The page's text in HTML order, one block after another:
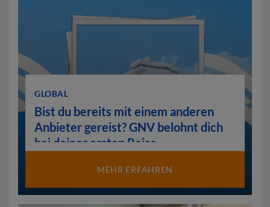
GLOBAL
Bist du bereits mit einem anderen
Anbieter gereist? GNV belohnt dich
bei deiner ersten Reise.
MEHR ERFAHREN